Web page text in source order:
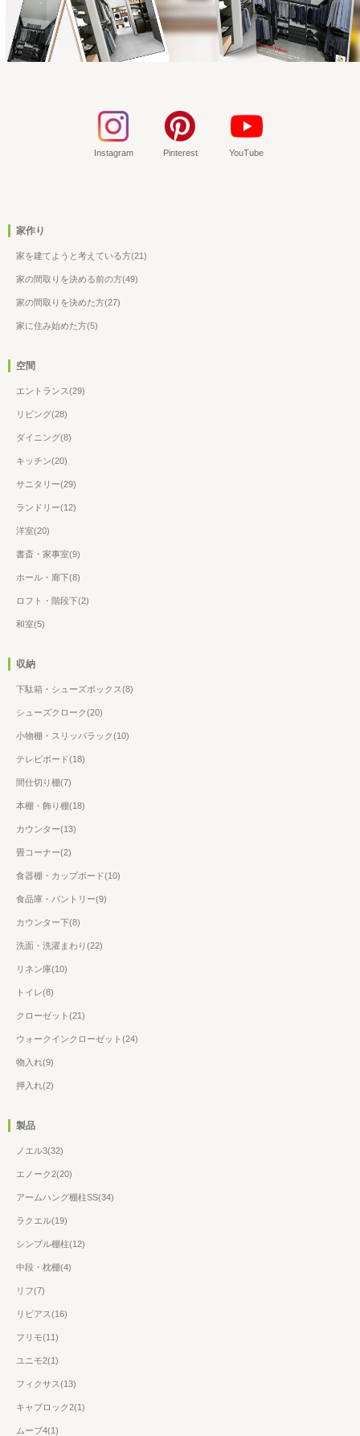
Instagram Pinterest YouTube
家作り
家を建てようと考えている方(21)
家の間取りを決める前の方(49)
家の間取りを決めた方(27)
家に住み始めた方(5)
空間
エントランス(29)
リビング(28)
ダイニング(8)
キッチン(20)
サニタリー(29)
ランドリー(12)
洋室(20)
書斎・家事室(9)
ホール・廊下(8)
ロフト・階段下(2)
和室(5)
収納
下駄箱・シューズボックス(8)
シューズクローク(20)
小物棚・スリッパラック(10)
テレビボード(18)
間仕切り棚(7)
本棚・飾り棚(18)
カウンター(13)
畳コーナー(2)
食器棚・カップボード(10)
食品庫・パントリー(9)
カウンター下(8)
洗面・洗濯まわり(22)
リネン庫(10)
トイレ(8)
クローゼット(21)
ウォークインクローゼット(24)
物入れ(9)
押入れ(2)
製品
ノエル3(32)
エノーク2(20)
アームハング棚柱SS(34)
ラクエル(19)
シンプル棚柱(12)
中段・枕棚(4)
リフ(7)
リビアス(16)
フリモ(11)
ユニモ2(1)
フィクサス(13)
キャブロック2(1)
ムーブ4(1)